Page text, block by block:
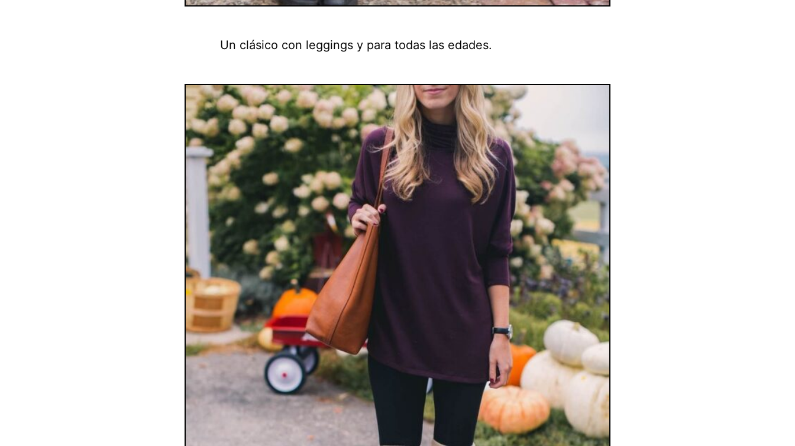
Un clásico con leggings y para todas las edades.